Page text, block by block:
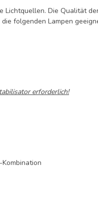
Lichtquellen. Die Qualität
folgenden Lampen
erforderlich!